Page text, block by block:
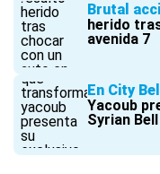
Brutal
herido
avenida 7
En City Bell
Yacoub
Syrian Bell